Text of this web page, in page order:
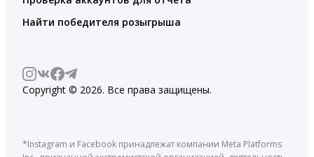
Найти победителя розыгрыша
Copyright © 2026. Все права защищены.
*Instagram и Facebook принадлежат компании Meta Platforms